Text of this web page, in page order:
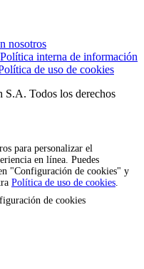
nosotros
Política interna de información
de uso de cookies
Todos los derechos
para personalizar el
en línea. Puedes
"Configuración de cookies" y
Política de uso de cookies.
de cookies